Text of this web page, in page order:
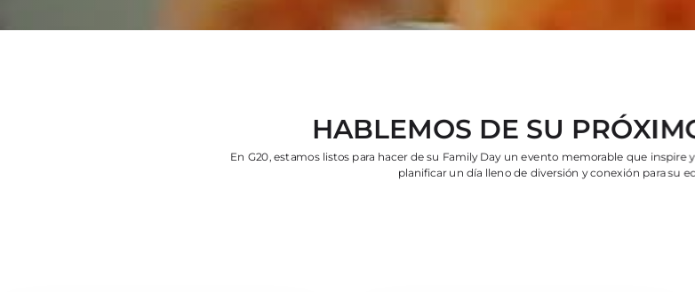
HABLEMOS DE SU
En G20, estamos listos para hacer de su Family Day un evento memorable que inspire
planificar un día lleno de diversión y conexión para su